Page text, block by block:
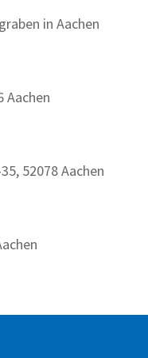
in Aachen
Aachen
52078 Aachen